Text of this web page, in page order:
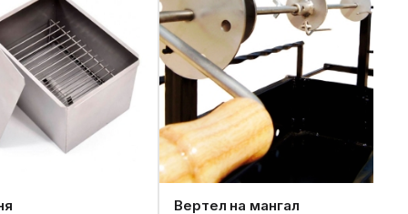
Вертел на мангал